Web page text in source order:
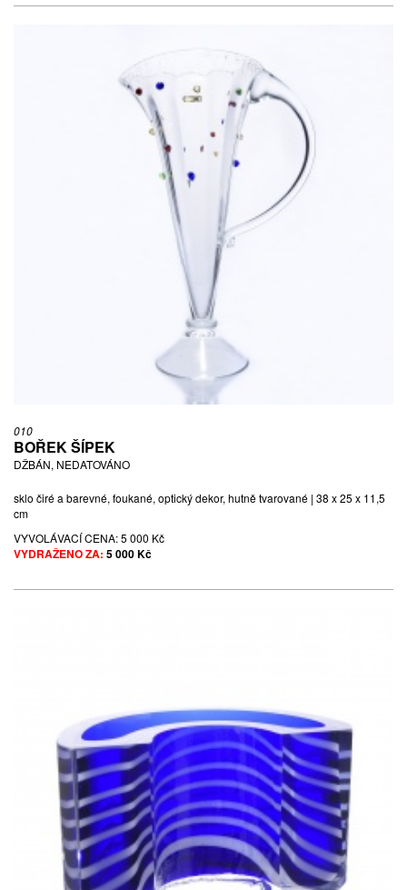
010
BOŘEK ŠÍPEK
DŽBÁN, NEDATOVÁNO
sklo čiré a barevné, foukané, optický dekor, hutně tvarované | 38 x 25 x 11,5
cm
VYVOLÁVACÍ CENA:5 000 Kč
VYDRAŽENO ZA: 5 000 Kč